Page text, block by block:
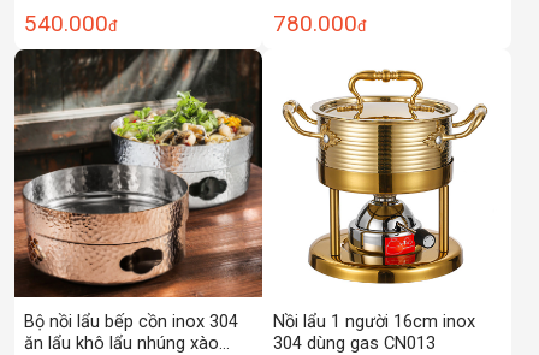
540.000đ 780.000đ
Bộ nồi lẩu bếp cồn inox 304
ăn lẩu khô lẩu nhúng xào
Nồi lẩu 1 người 16cm inox
304 dùng gas CN013